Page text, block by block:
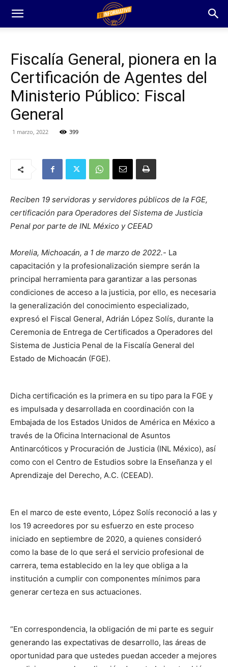
Fiscalía General, pionera en la
Certificación de Agentes del
Ministerio Público: Fiscal
General
1 marzo, 2022 399
Reciben 19 servidoras y servidores públicos de la FGE,
certificación para Operadores del Sistema de Justicia
Penal por parte de INL México y CEEAD
Morelia, Michoacán, a 1 de marzo de 2022.- La
capacitación y la profesionalización siempre serán la
principal herramienta para garantizar a las personas
condiciones de acceso a la justicia, por ello, es necesaria
la generalización del conocimiento especializado,
expresó el Fiscal General, Adrián López Solís, durante la
Ceremonia de Entrega de Certificados a Operadores del
Sistema de Justicia Penal de la Fiscalía General del
Estado de Michoacán (FGE).
Dicha certificación es la primera en su tipo para la FGE y
es impulsada y desarrollada en coordinación con la
Embajada de los Estados Unidos de América en México a
través de la Oficina Internacional de Asuntos
Antinarcóticos y Procuración de Justicia (INL México), así
como con el Centro de Estudios sobre la Enseñanza y el
Aprendizaje del Derecho, A.C. (CEEAD).
En el marco de este evento, López Solís reconoció a las y
los 19 acreedores por su esfuerzo en este proceso
iniciado en septiembre de 2020, a quienes consideró
como la base de lo que será el servicio profesional de
carrera, tema establecido en la ley que obliga a la
institución a cumplir con componentes mínimos para
generar certeza en sus actuaciones.
“En correspondencia, la obligación de mi parte es seguir
generando las expectativas de desarrollo, las áreas de
oportunidad para que ustedes puedan acceder a mejores